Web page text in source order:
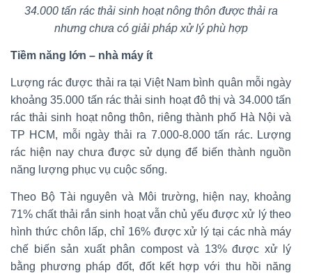
34.000 tấn rác thải sinh hoạt nông thôn được thải ra
nhưng chưa có giải pháp xử lý phù hợp
Tiềm năng lớn – nhà máy ít
Lượng rác được thải ra tại Việt Nam bình quân mỗi ngày
khoảng 35.000 tấn rác thải sinh hoạt đô thị và 34.000 tấn
rác thải sinh hoạt nông thôn, riêng thành phố Hà Nội và
TP HCM, mỗi ngày thải ra 7.000-8.000 tấn rác. Lượng
rác hiện nay chưa được sử dụng để biến thành nguồn
năng lượng phục vụ cuộc sống.
Theo Bộ Tài nguyên và Môi trường, hiện nay, khoảng
71% chất thải rắn sinh hoạt vẫn chủ yếu được xử lý theo
hình thức chôn lấp, chỉ 16% được xử lý tại các nhà máy
chế biến sản xuất phân compost và 13% được xử lý
bằng phương pháp đốt, đốt kết hợp với thu hồi năng